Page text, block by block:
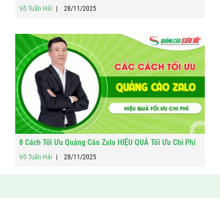
Võ Tuấn Hải 28/11/2025
8 Cách Tối Ưu Quảng Cáo Zalo HIỆU QUẢ Tối Ưu Chi Phí
Võ Tuấn Hải 28/11/2025